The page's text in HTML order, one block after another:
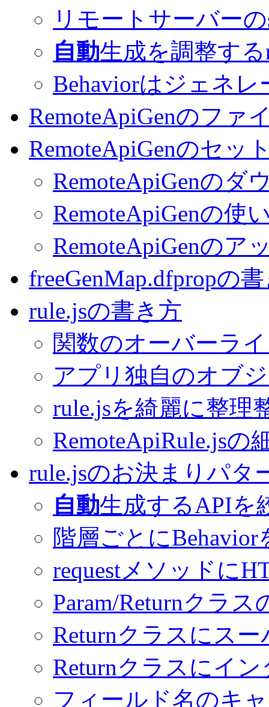
リモートサーバー
自動生成を調整す
Behaviorはジェネ
RemoteApiGenのファ
RemoteApiGenのセッ
RemoteApiGenのダ
RemoteApiGenの使
RemoteApiGenのア
freeGenMap.dfpropの
rule.jsの書き方
関数のオーバーラ
アプリ独自のオブ
rule.jsを綺麗に整理
RemoteApiRule.jsの
rule.jsのお決まりパタ
自動生成するAPIを
階層ごとにBehavior
requestメソッドに
Param/Returnクラ
Returnクラスにス
Returnクラスにイ
フィールド名のキ